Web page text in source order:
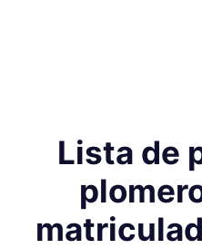
Lista de